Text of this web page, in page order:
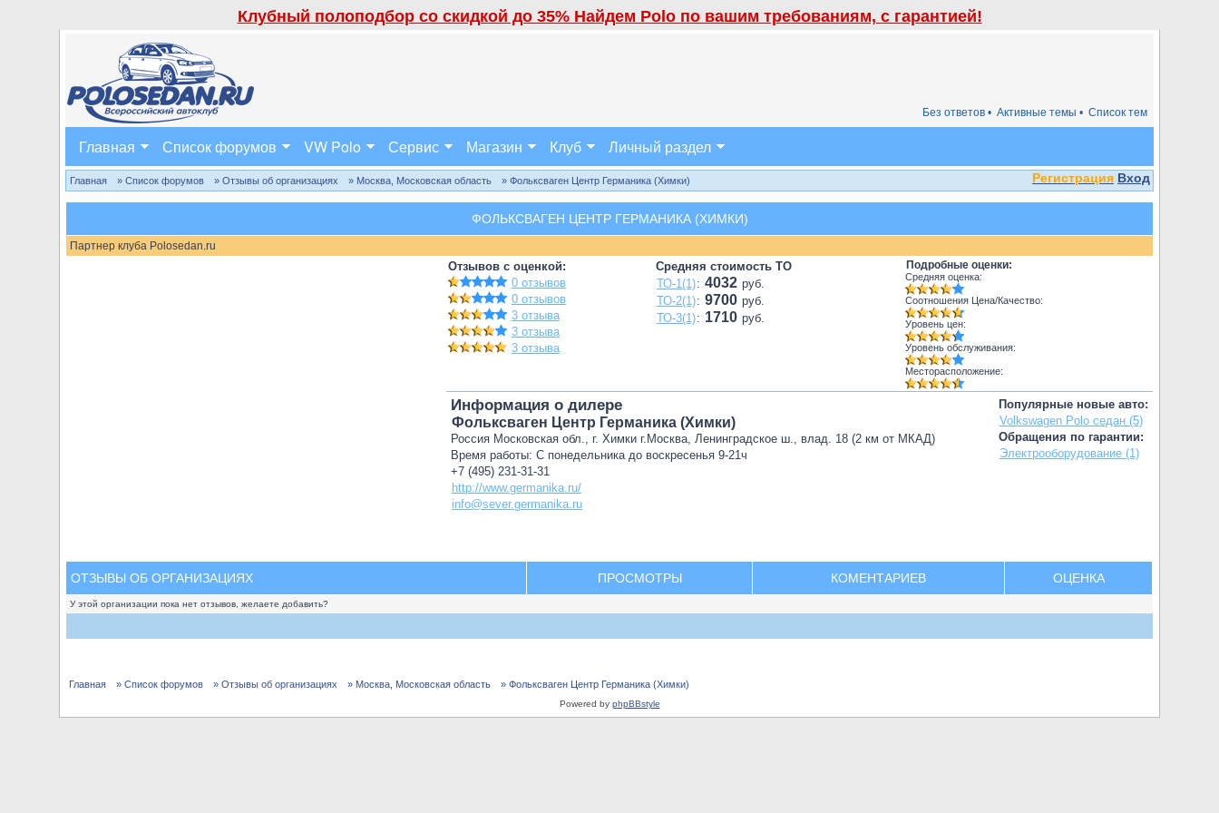
Клубный полоподбор со скидкой до 35% Найдем Polo по вашим требованиям, с гарантией!
Список тем
Активные темы •
Без ответов •
Главная Список форумов VW Polo Сервис Магазин Клуб Личный раздел
Регистрация Вход
Главная » Список форумов » Отзывы об организациях » Москва, Московская область » Фольксваген Центр Германика (Химки)
ФОЛЬКСВАГЕН ЦЕНТР ГЕРМАНИКА (ХИМКИ)
Партнер клуба Polosedan.ru
Отзывов с оценкой:
0 отзывов
0 отзывов
3 отзыва
3 отзыва
3 отзыва
Средняя стоимость ТО
ТО-1(1): 4032 руб.
ТО-2(1): 9700 руб.
ТО-3(1): 1710 руб.
Подробные оценки:
Средняя оценка:
Соотношения Цена/Качество:
Уровень цен:
Уровень обслуживания:
Месторасположение:
Популярные новые авто:
Volkswagen Polo седан (5)
Обращения по гарантии:
Электрооборудование (1)
Информация о дилере
Фольксваген Центр Германика (Химки)
Россия Московская обл., г. Химки г.Москва, Ленинградское ш., влад. 18 (2 км от МКАД)
Время работы: С понедельника до воскресенья 9-21ч
+7 (495) 231-31-31
http://www.germanika.ru/
info@sever.germanika.ru
ОТЗЫВЫ ОБ ОРГАНИЗАЦИЯХ ПРОСМОТРЫ КОМЕНТАРИЕВ ОЦЕНКА
У этой организации пока нет отзывов, желаете добавить?
Главная » Список форумов » Отзывы об организациях » Москва, Московская область » Фольксваген Центр Германика (Химки)
Powered by phpBBstyle